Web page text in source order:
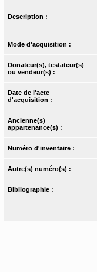
Description :
Mode d'acquisition :
Donateur(s), testateur(s)
ou vendeur(s) :
Date de l'acte
d'acquisition :
Ancienne(s)
appartenance(s) :
Numéro d'inventaire :
Autre(s) numéro(s) :
Bibliographie :